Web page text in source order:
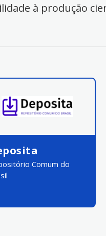
à produção
Comum do